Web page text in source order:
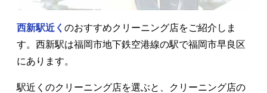
西新駅近く のおすすめクリーニング店をご紹介しま
す。西新駅は福岡市地下鉄空港線の駅で福岡市早良区
にあります。
駅近くのクリーニング店を選ぶと、クリーニング店の